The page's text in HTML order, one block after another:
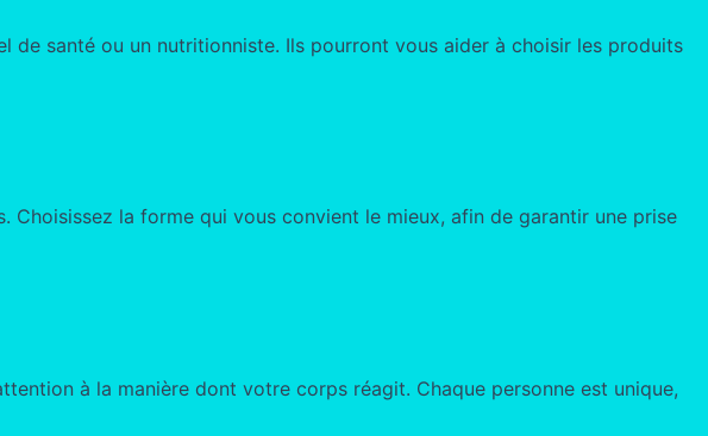
de santé ou un nutritionniste. Ils pourront vous aider à choisir les produits
Choisissez la forme qui vous convient le mieux, afin de garantir une prise
à la manière dont votre corps réagit. Chaque personne est unique,